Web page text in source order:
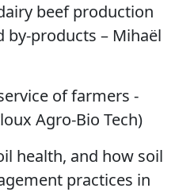
beef production
by-products – Mihaël
of farmers -
Agro-Bio Tech)
health, and how soil
practices in